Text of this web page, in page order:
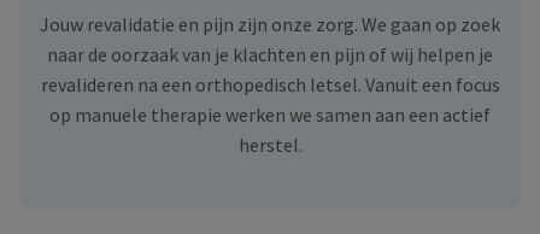
Jouw revalidatie en pijn zijn onze zorg. We gaan op zoek
naar de oorzaak van je klachten en pijn of wij helpen je
revalideren na een orthopedisch letsel. Vanuit een focus
op manuele therapie werken we samen aan een actief
herstel.